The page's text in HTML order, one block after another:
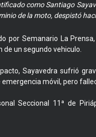
como Santiago
de la moto, despistó
por Semanario La
un segundo vehiculo.
Sayavedra sufrió
móvil, pero
Seccional 11ª de